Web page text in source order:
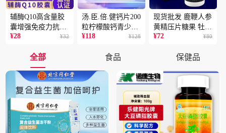
辅酶Q10高含量胶
囊增强免疫力抗氧
化蓝帽保健食品批
¥28 ¥32
汤.臣.倍.健钙片200
粒柠檬酸钙青少年
成人补钙骨骼健康
¥118 ¥128
现货批发 鹿鞭人参
黄精压片糖果 牡蛎
片 男性片剂人参黄
¥72 ¥80
全部 食品 保健品